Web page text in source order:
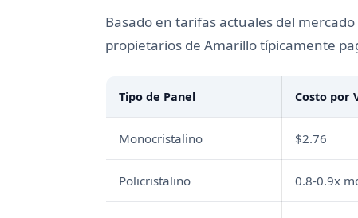
Basado en tarifas actuales del
propietarios de Amarillo típicamente
Tipo de Panel Costo por
Monocristalino $2.76
Policristalino 0.8-0.9x